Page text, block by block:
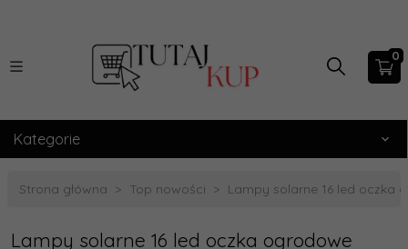
0
Kategorie
Strona główna Top nowości Lampy solarne 16 led oczka
Lampy solarne 16 led oczka ogrodowe